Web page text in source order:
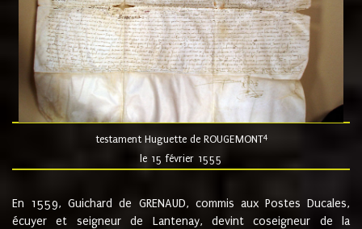
testament Huguette de ROUGEMONT4
le 15 février 1555
En 1559, Guichard de GRENAUD, commis aux Postes Ducales,
écuyer et seigneur de Lantenay, devint coseigneur de la